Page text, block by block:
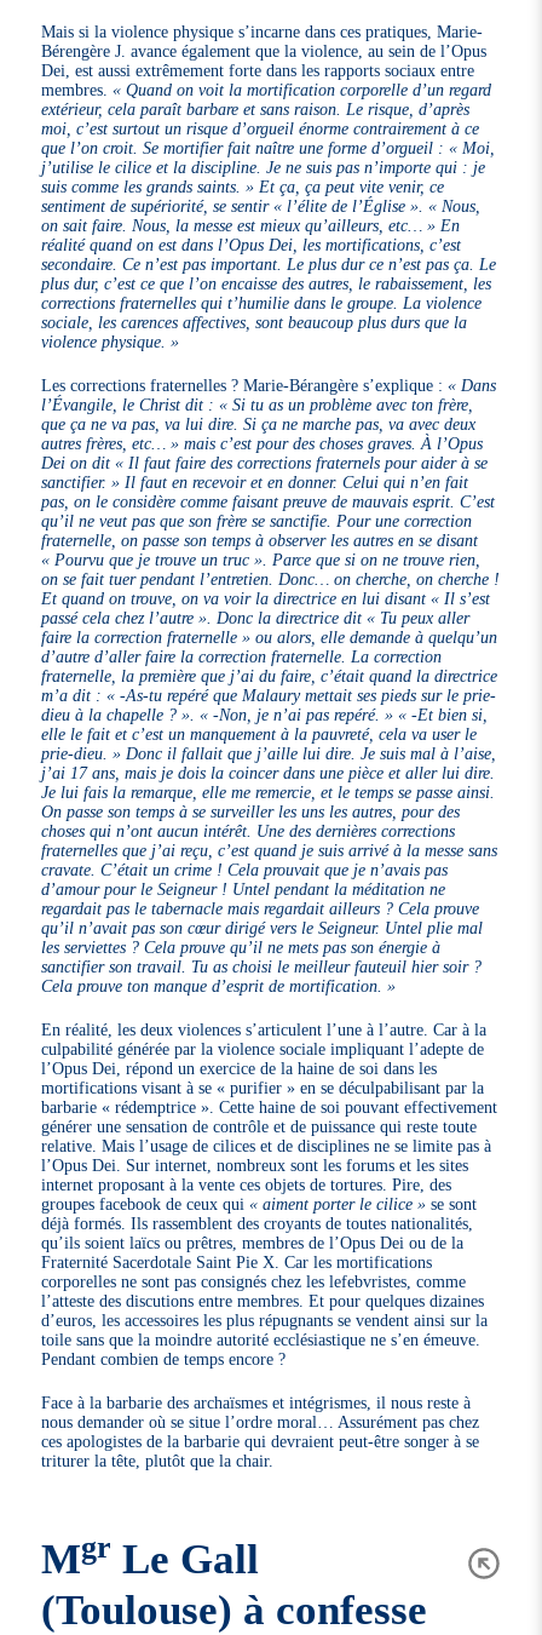
Mais si la violence physique s’incarne dans ces pratiques, Marie-
Bérengère J. avance également que la violence, au sein de l’Opus
Dei, est aussi extrêmement forte dans les rapports sociaux entre
membres.« Quand on voit la mortification corporelle d’un regard
extérieur, cela paraît barbare et sans raison. Le risque, d’après
moi, c’est surtout un risque d’orgueil énorme contrairement à ce
que l’on croit. Se mortifier fait naître une forme d’orgueil : « Moi,
j’utilise le cilice et la discipline. Je ne suis pas n’importe qui : je
suis comme les grands saints. » Et ça, ça peut vite venir, ce
sentiment de supériorité, se sentir « l’élite de l’Église ». « Nous,
on sait faire. Nous, la messe est mieux qu’ailleurs, etc… » En
réalité quand on est dans l’Opus Dei, les mortifications, c’est
secondaire. Ce n’est pas important. Le plus dur ce n’est pas ça. Le
plus dur, c’est ce que l’on encaisse des autres, le rabaissement, les
corrections fraternelles qui t’humilie dans le groupe. La violence
sociale, les carences affectives, sont beaucoup plus durs que la
violence physique. »
Les corrections fraternelles ? Marie-Bérangère s’explique :« Dans
l’Évangile, le Christ dit : « Si tu as un problème avec ton frère,
que ça ne va pas, va lui dire. Si ça ne marche pas, va avec deux
autres frères, etc… » mais c’est pour des choses graves. À l’Opus
Dei on dit « Il faut faire des corrections fraternels pour aider à se
sanctifier. » Il faut en recevoir et en donner. Celui qui n’en fait
pas, on le considère comme faisant preuve de mauvais esprit. C’est
qu’il ne veut pas que son frère se sanctifie. Pour une correction
fraternelle, on passe son temps à observer les autres en se disant
« Pourvu que je trouve un truc ». Parce que si on ne trouve rien,
on se fait tuer pendant l’entretien. Donc… on cherche, on cherche !
Et quand on trouve, on va voir la directrice en lui disant « Il s’est
passé cela chez l’autre ». Donc la directrice dit « Tu peux aller
faire la correction fraternelle » ou alors, elle demande à quelqu’un
d’autre d’aller faire la correction fraternelle. La correction
fraternelle, la première que j’ai du faire, c’était quand la directrice
m’a dit : « -As-tu repéré que Malaury mettait ses pieds sur le prie-
dieu à la chapelle ? ». « -Non, je n’ai pas repéré. » « -Et bien si,
elle le fait et c’est un manquement à la pauvreté, cela va user le
prie-dieu. » Donc il fallait que j’aille lui dire. Je suis mal à l’aise,
j’ai 17 ans, mais je dois la coincer dans une pièce et aller lui dire.
Je lui fais la remarque, elle me remercie, et le temps se passe ainsi.
On passe son temps à se surveiller les uns les autres, pour des
choses qui n’ont aucun intérêt. Une des dernières corrections
fraternelles que j’ai reçu, c’est quand je suis arrivé à la messe sans
cravate. C’était un crime ! Cela prouvait que je n’avais pas
d’amour pour le Seigneur ! Untel pendant la méditation ne
regardait pas le tabernacle mais regardait ailleurs ? Cela prouve
qu’il n’avait pas son cœur dirigé vers le Seigneur. Untel plie mal
les serviettes ? Cela prouve qu’il ne mets pas son énergie à
sanctifier son travail. Tu as choisi le meilleur fauteuil hier soir ?
Cela prouve ton manque d’esprit de mortification. »
En réalité, les deux violences s’articulent l’une à l’autre. Car à la
culpabilité générée par la violence sociale impliquant l’adepte de
l’Opus Dei, répond un exercice de la haine de soi dans les
mortifications visant à se « purifier » en se déculpabilisant par la
barbarie « rédemptrice ». Cette haine de soi pouvant effectivement
générer une sensation de contrôle et de puissance qui reste toute
relative. Mais l’usage de cilices et de disciplines ne se limite pas à
l’Opus Dei. Sur internet, nombreux sont les forums et les sites
internet proposant à la vente ces objets de tortures. Pire, des
groupes facebook de ceux qui« aiment porter le cilice » se sont
déjà formés. Ils rassemblent des croyants de toutes nationalités,
qu’ils soient laïcs ou prêtres, membres de l’Opus Dei ou de la
Fraternité Sacerdotale Saint Pie X. Car les mortifications
corporelles ne sont pas consignés chez les lefebvristes, comme
l’atteste des discutions entre membres. Et pour quelques dizaines
d’euros, les accessoires les plus répugnants se vendent ainsi sur la
toile sans que la moindre autorité ecclésiastique ne s’en émeuve.
Pendant combien de temps encore ?
Face à la barbarie des archaïsmes et intégrismes, il nous reste à
nous demander où se situe l’ordre moral… Assurément pas chez
ces apologistes de la barbarie qui devraient peut-être songer à se
triturer la tête, plutôt que la chair.
Mgr Le Gall
(Toulouse) à confesse